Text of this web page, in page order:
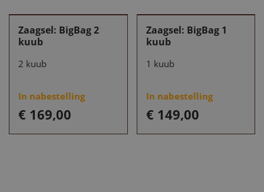
Zaagsel: BigBag 2
kuub
2 kuub
In nabestelling
€ 169,00
Zaagsel: BigBag 1
kuub
1 kuub
In nabestelling
€ 149,00